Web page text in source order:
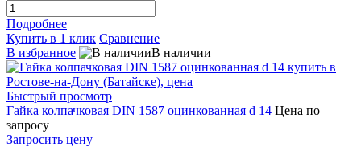
Подробнее
Купить в 1 клик Сравнение
В избранное
В наличии
Быстрый просмотр
Гайка колпачковая DIN 1587 оцинкованная d 14 Цена по
запросу
Запросить цену